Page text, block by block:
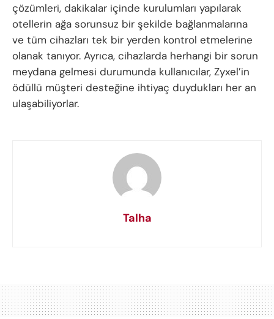
çözümleri, dakikalar içinde kurulumları yapılarak
otellerin ağa sorunsuz bir şekilde bağlanmalarına
ve tüm cihazları tek bir yerden kontrol etmelerine
olanak tanıyor. Ayrıca, cihazlarda herhangi bir sorun
meydana gelmesi durumunda kullanıcılar, Zyxel’in
ödüllü müşteri desteğine ihtiyaç duydukları her an
ulaşabiliyorlar.
Talha